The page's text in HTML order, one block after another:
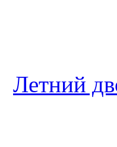
Летний